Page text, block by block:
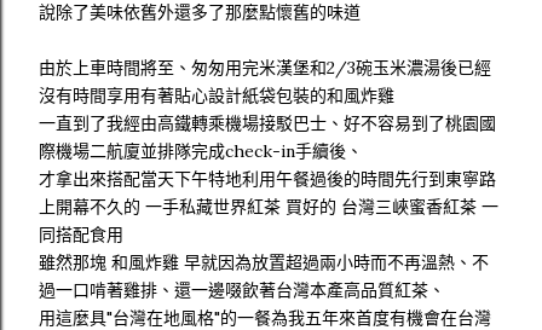
說除了美味依舊外還多了那麼點懷舊的味道
由於上車時間將至、匆匆用完米漢堡和2/3碗玉米濃湯後已經
沒有時間享用有著貼心設計紙袋包裝的和風炸雞
一直到了我經由高鐵轉乘機場接駁巴士、好不容易到了桃園國
際機場二航廈並排隊完成check-in手續後、
才拿出來搭配當天下午特地利用午餐過後的時間先行到東寧路
上開幕不久的 一手私藏世界紅茶 買好的 台灣三峽蜜香紅茶 一
同搭配食用
雖然那塊 和風炸雞 早就因為放置超過兩小時而不再溫熱、不
過一口啃著雞排、還一邊啜飲著台灣本產高品質紅茶、
用這麼具"台灣在地風格"的一餐為我五年來首度有機會在台灣